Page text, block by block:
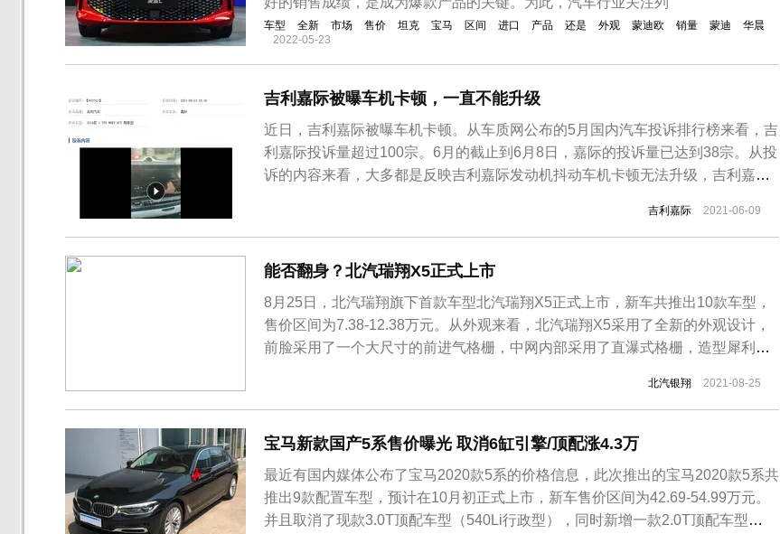
车型 全新 市场 售价 坦克 宝马 区间 进口 产品 还是 外观 蒙迪欧 销量 蒙迪
华晨
2022-05-23
吉利嘉际被曝车机卡顿，一直不能升级
近日，吉利嘉际被曝车机卡顿。从车质网公布的5月国内汽车投诉排行榜来看，吉
利嘉际投诉量超过100宗。6月的截止到6月8日，嘉际的投诉量已达到38宗。从投
诉的内容来看，大多都是反映吉利嘉际发动机抖动车机卡顿无法升级，吉利嘉际
传终生OTA升级车机，买车将近2年了，啥都没升级过。花最多的钱买最贵的嘉
际，车机导航版本低，地图老旧经常走错...
吉利嘉际 2021-06-09
能否翻身？北汽瑞翔X5正式上市
8月25日，北汽瑞翔旗下首款车型北汽瑞翔X5正式上市，新车共推出10款车型，
售价区间为7.38-12.38万元。从外观来看，北汽瑞翔X5采用了全新的外观设计，
前脸采用了一个大尺寸的前进气格栅，中网内部采用了直瀑式格栅，造型犀利的
瑞翔的全新品牌LOGO，采用银色金属质感星型造型，中间采用镂空设计。尺寸
方面，北汽瑞翔X5长宽高分别为...
北汽银翔 2021-08-25
宝马新款国产5系售价曝光 取消6缸引擎/顶配涨4.3万
最近有国内媒体公布了宝马2020款5系的价格信息，此次推出的宝马2020款5系共
推出9款配置车型，预计在10月初正式上市，新车售价区间为42.69-54.99万元。
并且取消了现款3.0T顶配车型（540Li行政型），同时新增一款2.0T顶配车型